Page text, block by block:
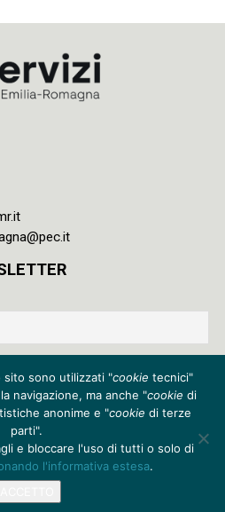
sito sono utilizzati "cookie tecnici"
navigazione, ma anche "cookie di
anonime e "cookie di terze
parti".
e bloccare l'uso di tutti o solo di
l'informativa estesa.